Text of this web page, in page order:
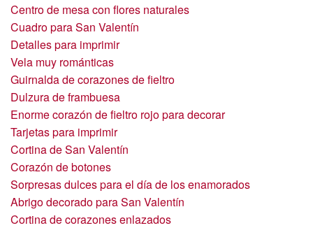
Centro de mesa con flores naturales
Cuadro para San Valentín
Detalles para imprimir
Vela muy románticas
Guirnalda de corazones de fieltro
Dulzura de frambuesa
Enorme corazón de fieltro rojo para decorar
Tarjetas para imprimir
Cortina de San Valentín
Corazón de botones
Sorpresas dulces para el día de los enamorados
Abrigo decorado para San Valentín
Cortina de corazones enlazados